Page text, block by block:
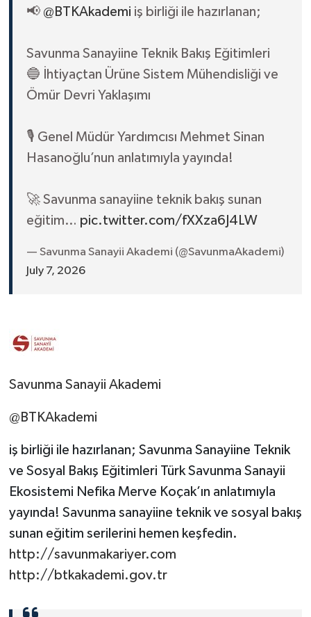
📢 @BTKAkademi iş birliği ile hazırlanan;
Savunma Sanayiine Teknik Bakış Eğitimleri
🔵 İhtiyaçtan Ürüne Sistem Mühendisliği ve
Ömür Devri Yaklaşımı
🎙️ Genel Müdür Yardımcısı Mehmet Sinan
Hasanoğlu’nun anlatımıyla yayında!
🚀 Savunma sanayiine teknik bakış sunan
eğitim… pic.twitter.com/fXXza6J4LW
— Savunma Sanayii Akademi (@SavunmaAkademi)
July 7, 2026
Savunma Sanayii Akademi
@BTKAkademi
iş birliği ile hazırlanan; Savunma Sanayiine Teknik
ve Sosyal Bakış Eğitimleri Türk Savunma Sanayii
Ekosistemi Nefika Merve Koçak’ın anlatımıyla
yayında! Savunma sanayiine teknik ve sosyal bakış
sunan eğitim serilerini hemen keşfedin.
http://savunmakariyer.com
http://btkakademi.gov.tr